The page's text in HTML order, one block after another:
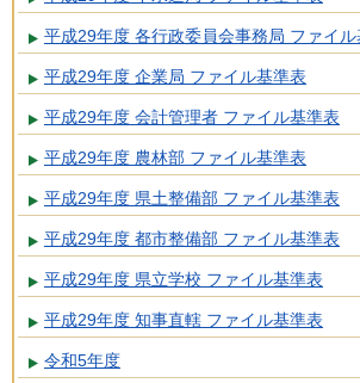
平成29年度 各行政委員会事務局 ファイル
平成29年度 企業局 ファイル基準表
平成29年度 会計管理者 ファイル基準表
平成29年度 農林部 ファイル基準表
平成29年度 県土整備部 ファイル基準表
平成29年度 都市整備部 ファイル基準表
平成29年度 県立学校 ファイル基準表
平成29年度 知事直轄 ファイル基準表
令和5年度